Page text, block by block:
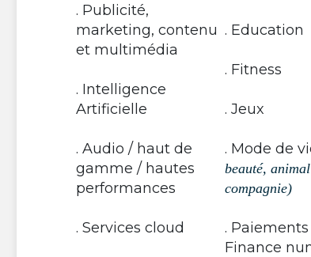
. Publicité,
marketing, contenu
et multimédia
. Intelligence
Artificielle
. Audio / haut de
gamme / hautes
performances
. Services cloud
. Education
. Fitness
. Jeux
. Mode de
beauté,
compagnie)
.
Finance